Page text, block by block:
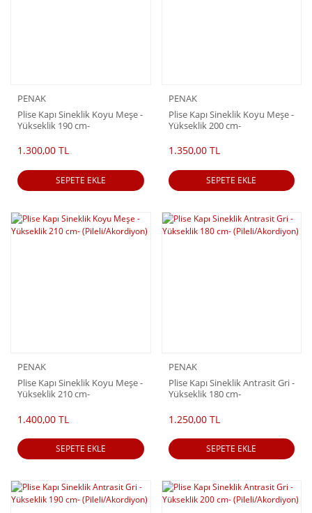
PENAK
Plise Kapı Sineklik Koyu Meşe -
Yükseklik 190 cm-
1.300,00 TL
SEPETE EKLE
PENAK
Plise Kapı Sineklik Koyu Meşe -
Yükseklik 200 cm-
1.350,00 TL
SEPETE EKLE
PENAK
Plise Kapı Sineklik Koyu Meşe -
Yükseklik 210 cm-
1.400,00 TL
SEPETE EKLE
PENAK
Plise Kapı Sineklik Antrasit Gri -
Yükseklik 180 cm-
1.250,00 TL
SEPETE EKLE